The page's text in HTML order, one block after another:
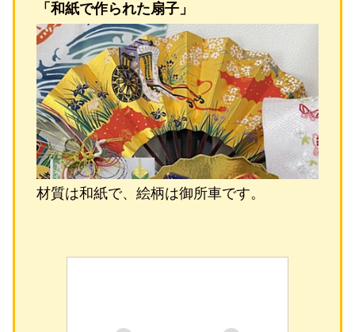
「和紙で作られた扇子」
材質は和紙で、絵柄は御所車です。